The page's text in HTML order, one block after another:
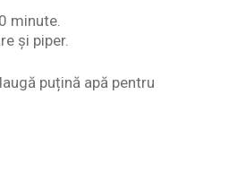
minute.
și piper.
puțină apă pentru